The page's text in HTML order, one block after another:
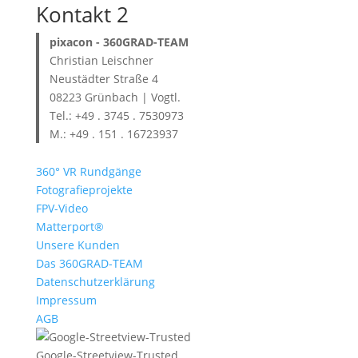
Kontakt 2
pixacon - 360GRAD-TEAM
Christian Leischner
Neustädter Straße 4
08223 Grünbach | Vogtl.
Tel.: +49 . 3745 . 7530973
M.: +49 . 151 . 16723937
360° VR Rundgänge
Fotografieprojekte
FPV-Video
Matterport®
Unsere Kunden
Das 360GRAD-TEAM
Datenschutzerklärung
Impressum
AGB